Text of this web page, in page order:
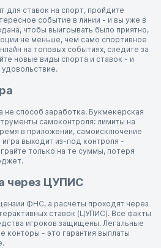
для ставок на спорт, пройдите
событие в линии - и вы уже в
чтобы выигрывать было приятно,
не меньше, чем само спортивное
на топовых событиях, следите за
новые виды спорта и ставок - и
не способ заработка. Букмекерская
самоконтроля: лимиты на
в приложении, самоисключение
выходит из-под контроля -
только на те суммы, потеря
через ЦУПИС
ФНС, а расчёты проходят через
ставок (ЦУПИС). Все факты
игроков защищены. Легальные
конторы - это гарантия выплаты